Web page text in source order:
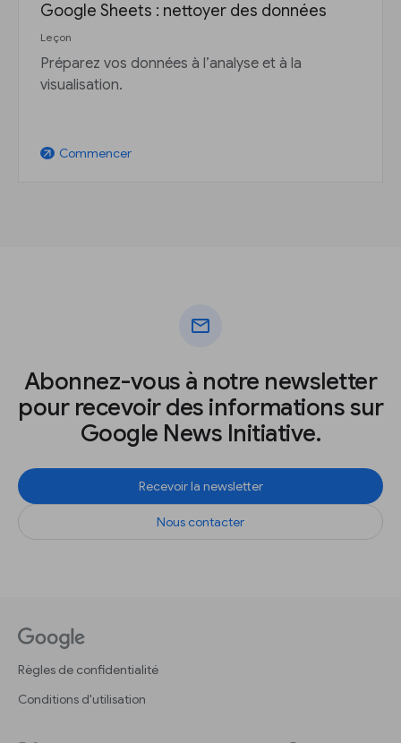
Google Sheets : nettoyer des données
Leçon
Préparez vos données à l’analyse et à la
visualisation.
arrow_outward Commencer
mail
Abonnez-vous à notre newsletter
pour recevoir des informations sur
Google News Initiative.
Recevoir la newsletter
Nous contacter
Règles de confidentialité
Conditions d'utilisation